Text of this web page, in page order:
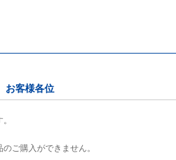
お客様各位
ご購入ができません。